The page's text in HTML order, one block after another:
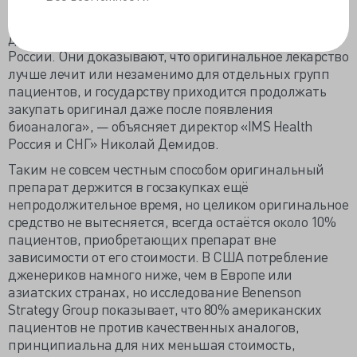
дженериков мы не раз видели в последние годы в
России. Они доказывают, что оригинальное лекарство
лучше лечит или незаменимо для отдельных групп
пациентов, и государству приходится продолжать
закупать оригинал даже после появления
биоаналога», — объясняет директор «IMS Health
Россия и СНГ» Николай Демидов.
Таким не совсем честным способом оригинальный
препарат держится в госзакупках ещё
непродолжительное время, но целиком оригинальное
средство не вытесняется, всегда остаётся около 10%
пациентов, приобретающих препарат вне
зависимости от его стоимости. В США потребление
дженериков намного ниже, чем в Европе или
азиатских странах, но исследование Benenson
Strategy Group показывает, что 80% американских
пациентов не против качественных аналогов,
принципиальна для них меньшая стоимость,